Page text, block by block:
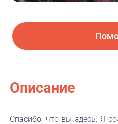
Описание
Спасибо, что вы здесь. Я